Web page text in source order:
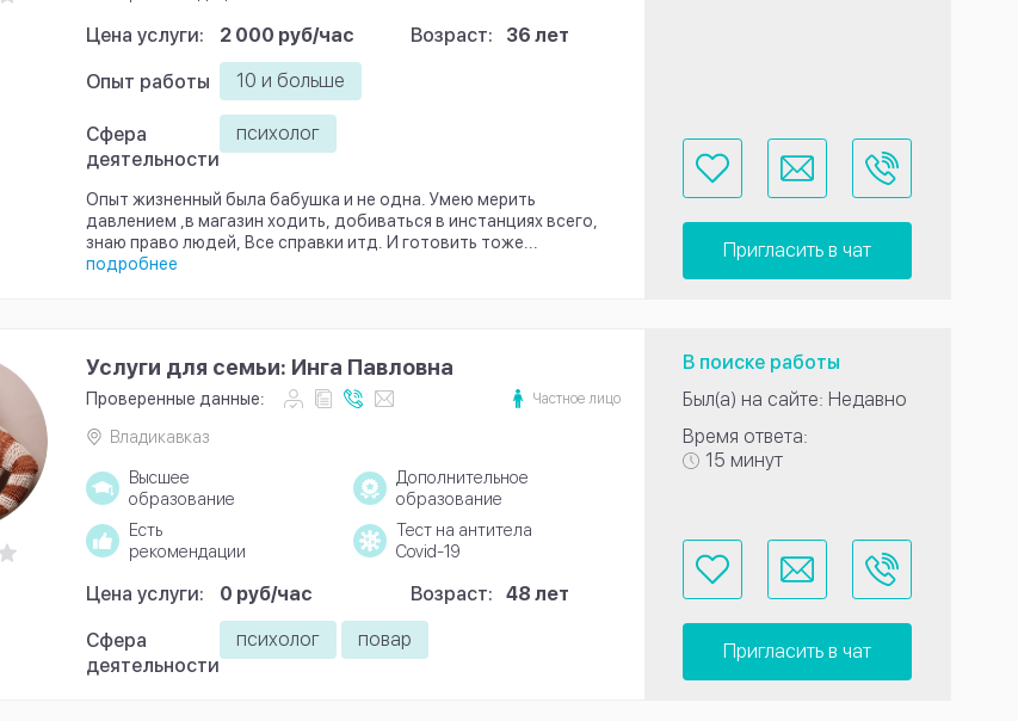
Цена услуги: 2 000 руб/час Возраст: 36 лет
Опыт работы 10 и больше
Сфера
деятельности
психолог
Опыт жизненный была бабушка и не одна. Умею мерить
давлением ,в магазин ходить, добиваться в инстанциях всего,
знаю право людей, Все справки итд. И готовить тоже...
подробнее
Пригласить в чат
Услуги для семьи: Инга Павловна
Проверенные данные: Частное лицо
Владикавказ
Высшее
образование
Дополнительное
образование
Есть
рекомендации
Тест на антитела
Covid-19
Цена услуги: 0 руб/час Возраст: 48 лет
Сфера
деятельности
психолог повар
В поиске работы
Был(а) на сайте: Недавно
Время ответа:
15 минут
Пригласить в чат